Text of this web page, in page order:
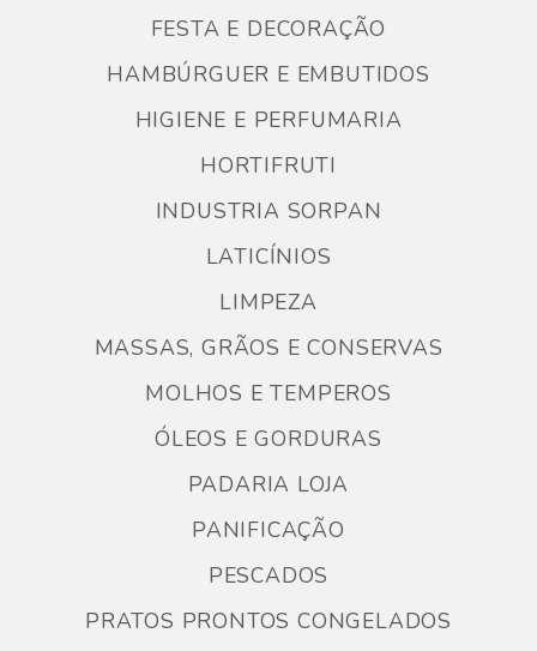
FESTA E DECORAÇÃO
HAMBÚRGUER E EMBUTIDOS
HIGIENE E PERFUMARIA
HORTIFRUTI
INDUSTRIA SORPAN
LATICÍNIOS
LIMPEZA
MASSAS, GRÃOS E CONSERVAS
MOLHOS E TEMPEROS
ÓLEOS E GORDURAS
PADARIA LOJA
PANIFICAÇÃO
PESCADOS
PRATOS PRONTOS CONGELADOS